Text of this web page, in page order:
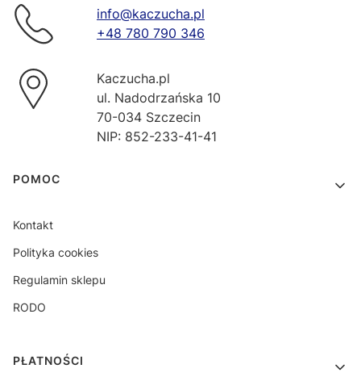
info@kaczucha.pl
+48 780 790 346
Kaczucha.pl
ul. Nadodrzańska 10
70-034 Szczecin
NIP: 852-233-41-41
Linki w stopce
POMOC
Kontakt
Polityka cookies
Regulamin sklepu
RODO
PŁATNOŚCI